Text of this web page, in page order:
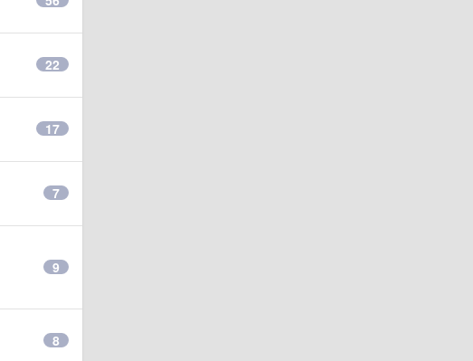
22
17
7
9
8